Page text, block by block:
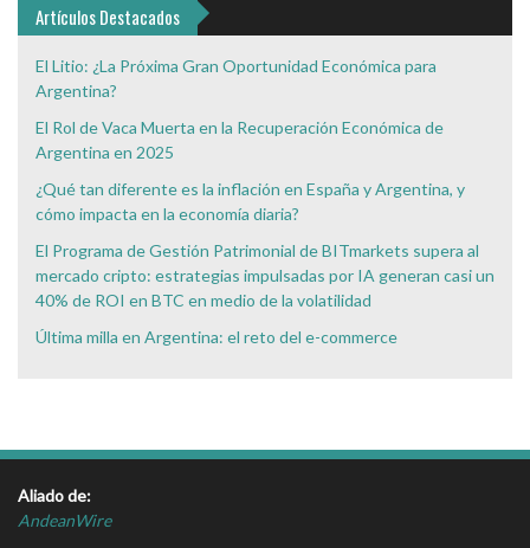
Artículos Destacados
El Litio: ¿La Próxima Gran Oportunidad Económica para
Argentina?
El Rol de Vaca Muerta en la Recuperación Económica de
Argentina en 2025
¿Qué tan diferente es la inflación en España y Argentina, y
cómo impacta en la economía diaria?
El Programa de Gestión Patrimonial de BITmarkets supera al
mercado cripto: estrategias impulsadas por IA generan casi un
40% de ROI en BTC en medio de la volatilidad
Última milla en Argentina: el reto del e-commerce
Aliado de:
AndeanWire